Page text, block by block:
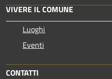
VIVERE IL COMUNE
Luoghi
Eventi
CONTATTI